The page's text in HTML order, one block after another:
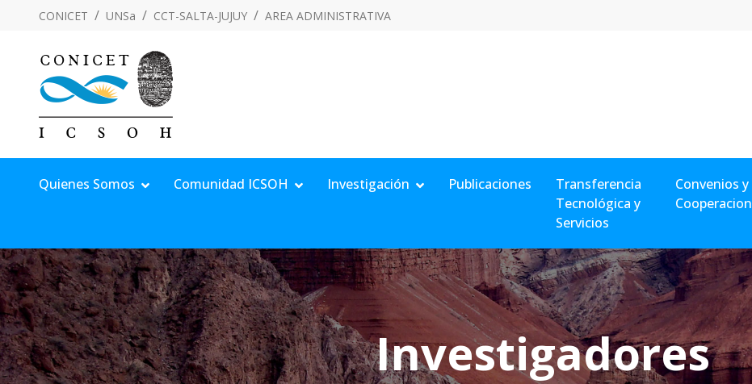
CONICET UNSa CCT-SALTA-JUJUY AREA ADMINISTRATIVA
Quienes Somos Comunidad ICSOH Investigación Publicaciones
Transferencia
Tecnológica y
Servicios
Convenios y
Cooperacion
Investigadores